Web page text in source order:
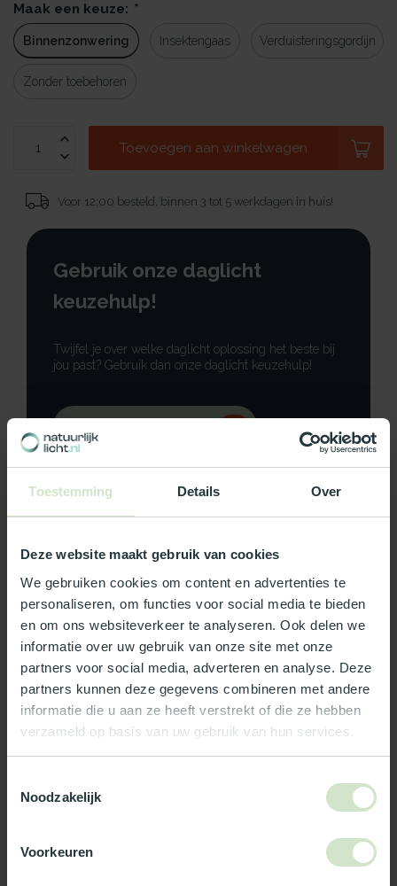
Toestemming Details Over
Deze website maakt gebruik van cookies
We gebruiken cookies om content en advertenties te
personaliseren, om functies voor social media te bieden
en om ons websiteverkeer te analyseren. Ook delen we
informatie over uw gebruik van onze site met onze
partners voor social media, adverteren en analyse. Deze
partners kunnen deze gegevens combineren met andere
informatie die u aan ze heeft verstrekt of die ze hebben
verzameld op basis van uw gebruik van hun services.
Noodzakelijk
Voorkeuren
Maak een keuze: *
Binnenzonwering Insektengaas Verduisteringsgordijn
Zonder toebehoren
Toevoegen aan winkelwagen
Voor 12:00 besteld, binnen 3 tot 5 werkdagen in huis!
Gebruik onze daglicht
keuzehulp!
Twijfel je over welke daglicht oplossing het beste bij
jou past? Gebruik dan onze daglicht keuzehulp!
Neem contact op
Productomschrijving
Specificaties
Reviews
Wat ons écht bijzonder maakt:
Gratis bezorging in Nederland, m.u.v. de Waddeneilanden